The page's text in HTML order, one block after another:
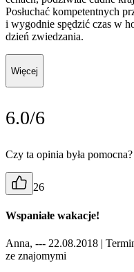
Posłuchać kompetentnych
i wygodnie spędzić czas w
dzień zwiedzania.
Więcej
6.0/6
Czy ta opinia była pomocna?
26
Wspaniałe wakacje!
Anna, --- 22.08.2018 |
ze znajomymi